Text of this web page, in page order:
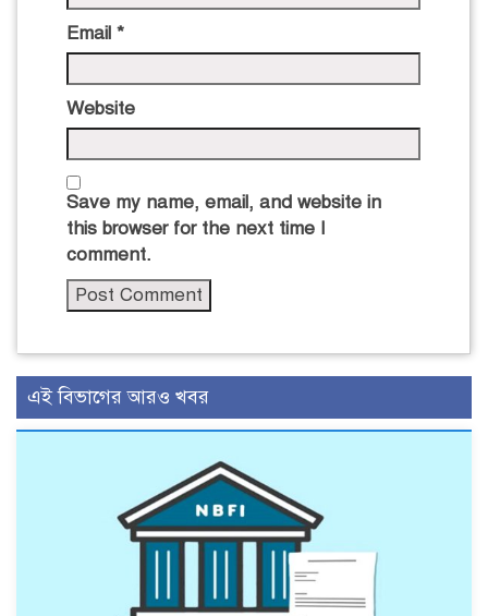
Email *
Website
Save my name, email, and website in
this browser for the next time I
comment.
এই বিভাগের আরও খবর